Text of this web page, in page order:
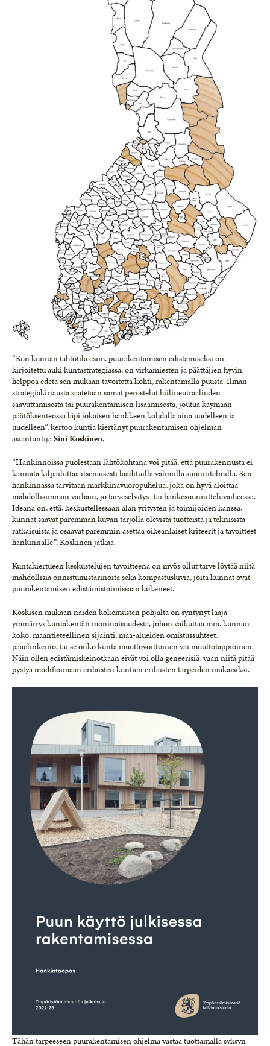
”Kun kunnan tahtotila esim. puurakentamisen edistämiseksi on
kirjoitettu auki kuntastrategiassa, on virkamiesten ja päättäjien hyvin
helppoa edetä sen mukaan tavoitetta kohti, rakentamalla puusta. Ilman
strategiakirjausta saatetaan samat perustelut hiilineutraaliuden
saavuttamisesta tai puurakentamisen lisäämisestä, joutua käymään
päätöksenteossa läpi jokaisen hankkeen kohdalla aina uudelleen ja
uudelleen”, kertoo kuntia kiertänyt puurakentamisen ohjelman
asiantuntijaSini Koskinen.
”Hankinnoissa puolestaan lähtökohtana voi pitää, että puurakennusta ei
kannata kilpailuttaa itsenäisesti laadituilla valmiilla suunnitelmilla. Sen
hankinnassa tarvitaan markkinavuoropuhelua, joka on hyvä aloittaa
mahdollisimman varhain, jo tarveselvitys- tai hankesuunnitteluvaiheessa.
Ideana on, että, keskustellessaan alan yritysten ja toimijoiden kanssa,
kunnat saavat paremman kuvan tarjolla olevista tuotteista ja teknisistä
ratkaisuista ja osaavat paremmin asettaa oikeanlaiset kriteerit ja tavoitteet
hankinnalle.”, Koskinen jatkaa.
Kuntakiertueen keskustelujen tavoitteena on myös ollut tarve löytää niitä
mahdollisia onnistumistarinoita sekä kompastuskiviä, joita kunnat ovat
puurakentamisen edistämistoimissaan kokeneet.
Koskisen mukaan näiden kokemusten pohjalta on syntynyt laaja
ymmärrys kuntakentän moninaisuudesta, johon vaikuttaa mm. kunnan
koko, maantieteellinen sijainti, maa-alueiden omistussuhteet,
pääelinkeino, tai se onko kunta muuttovoittoinen vai muuttotappioinen.
Näin ollen edistämiskeinotkaan eivät voi olla geneerisiä, vaan niitä pitää
pystyä modifioimaan erilaisten kuntien erilaisten tarpeiden mukaisiksi.
Tähän tarpeeseen puurakentamisen ohjelma vastaa tuottamalla syksyn